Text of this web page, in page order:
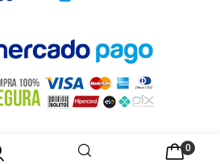
0